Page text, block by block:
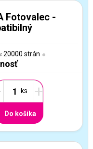
Fotovalec -
20000 strán
+
Do košíka